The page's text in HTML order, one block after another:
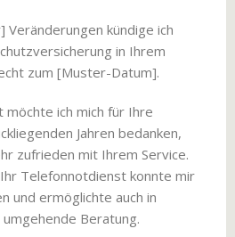
kündige ich
in Ihrem
zum [Muster-Datum].
ich mich für Ihre
Jahren bedanken,
zufrieden mit Ihrem Service.
Telefonnotdienst konnte mir
und ermöglichte auch in
Beratung.